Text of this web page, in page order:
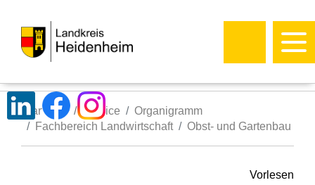
Startseite Service
Organigramm
Fachbereich Landwirtschaft
Obst- und Gartenbau
Vorlesen